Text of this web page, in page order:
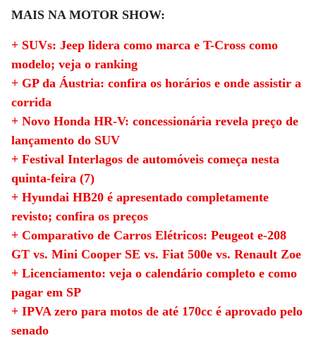
MAIS NA MOTOR SHOW:
+ SUVs: Jeep lidera como marca e T-Cross como
modelo; veja o ranking
+ GP da Áustria: confira os horários e onde assistir a
corrida
+ Novo Honda HR-V: concessionária revela preço de
lançamento do SUV
+ Festival Interlagos de automóveis começa nesta
quinta-feira (7)
+ Hyundai HB20 é apresentado completamente
revisto; confira os preços
+ Comparativo de Carros Elétricos: Peugeot e-208
GT vs. Mini Cooper SE vs. Fiat 500e vs. Renault Zoe
+ Licenciamento: veja o calendário completo e como
pagar em SP
+ IPVA zero para motos de até 170cc é aprovado pelo
senado